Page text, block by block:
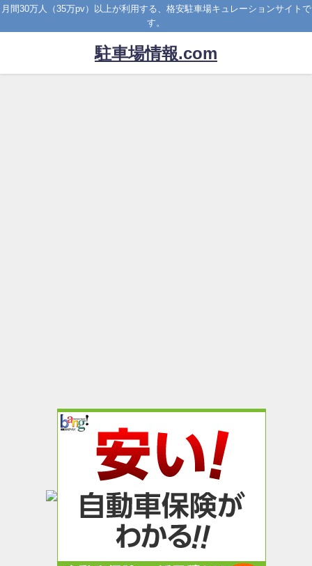
月間30万人（35万pv）以上が利用する、格安駐車場キュレーションサイトで
す。
駐車場情報.com